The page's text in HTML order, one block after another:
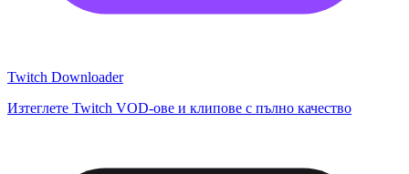
Twitch Downloader
Изтеглете Twitch VOD-ове и клипове с пълно качество